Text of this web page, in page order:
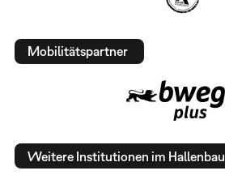
Mobilitätspartner
Weitere Institutionen im Hallenbau